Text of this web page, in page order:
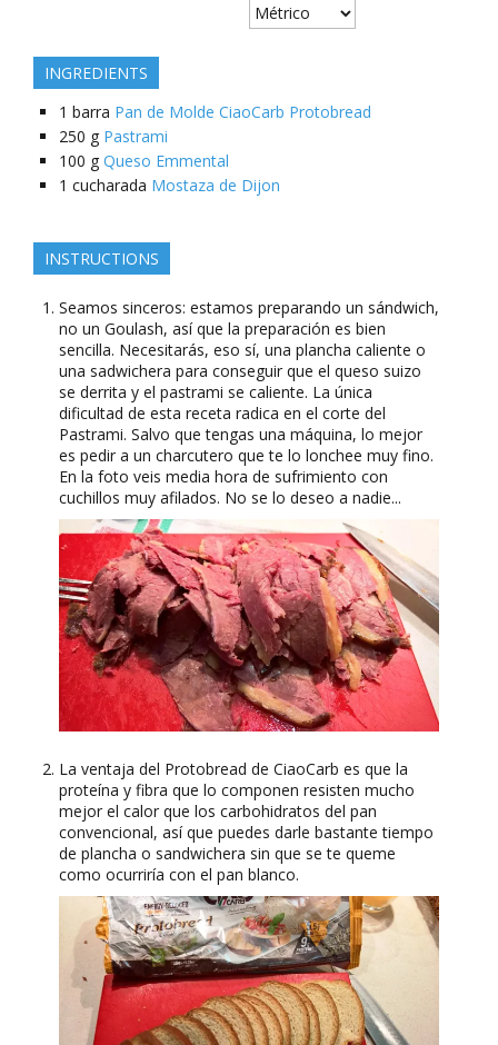
INGREDIENTS
1 barra Pan de Molde CiaoCarb Protobread
250 g Pastrami
100 g Queso Emmental
1 cucharada Mostaza de Dijon
INSTRUCTIONS
Seamos sinceros: estamos preparando un sándwich,
no un Goulash, así que la preparación es bien
sencilla. Necesitarás, eso sí, una plancha caliente o
una sadwichera para conseguir que el queso suizo
se derrita y el pastrami se caliente. La única
dificultad de esta receta radica en el corte del
Pastrami. Salvo que tengas una máquina, lo mejor
es pedir a un charcutero que te lo lonchee muy fino.
En la foto veis media hora de sufrimiento con
cuchillos muy afilados. No se lo deseo a nadie...
La ventaja del Protobread de CiaoCarb es que la
proteína y fibra que lo componen resisten mucho
mejor el calor que los carbohidratos del pan
convencional, así que puedes darle bastante tiempo
de plancha o sandwichera sin que se te queme
como ocurriría con el pan blanco.